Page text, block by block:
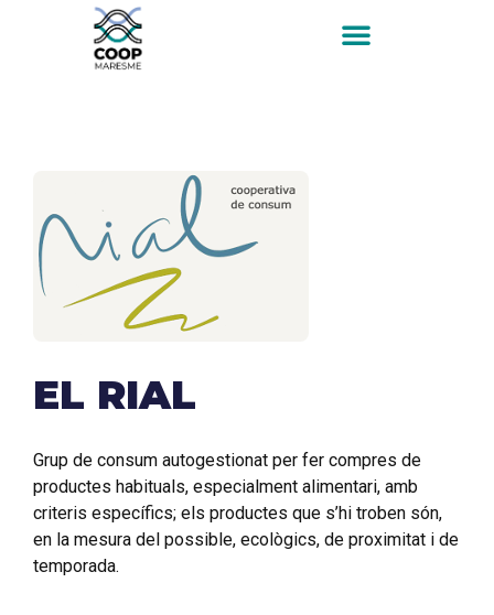
EL RIAL
Grup de consum autogestionat per fer compres de
productes habituals, especialment alimentari, amb
criteris específics; els productes que s’hi troben són,
en la mesura del possible, ecològics, de proximitat i de
temporada.